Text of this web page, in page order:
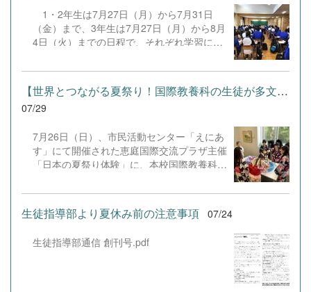
演技と表現を披露することができました。
また、今回の全国大会出場にあたり、多大
なるご支援・ご協力をいただきました企業の
援を寄せてくださった地域の皆様方に、心よ
り感謝申し上げます。皆様からの温かいご支
援が部員たちの大きな励みとなり、全国の舞
とができました。今回の経験を糧に、さらに
表現力に磨きをかけ、今後も活動してまいり
ます。引き続き、本校演劇部への変わらぬご
声援をよろしくお願いいたします。 &nbsp;
1・2年生は7月27日（月）から7月31日
（金）まで、3年生は7月27日（月）から8月
4日（火）までの日程で、それぞれ学習に取
し、これまでの学習内容の復習や発展的な内
容、受験に向けた学習などに真剣に取り組む
姿が見られました。夏期講習で身に付けた学
習習慣や知識を、今後の学校生活や学習に生
れることを期待しています。 &nbsp;
【世界とつながる夏祭り！国際教養科の生徒が多文化共生ボランテ...
07/29
7月26日（日）、市民活動センター「えにあ
す」にて開催された恵庭国際交流プラザ主催
「日本の夏祭り体験」に、本校国際教養科の
た！ 会場にはウクライナ、ネパール、アフ
ガニスタンなど多国籍な参加者が集まり、ヨ
ーヨー釣りや綿あめ、盆踊りなどを満喫。浴
かして頼もしく場を仕切る3年生など、生徒
生徒指導部より夏休み前の注意事項 07/24
生徒指導部通信 創刊号.pdf